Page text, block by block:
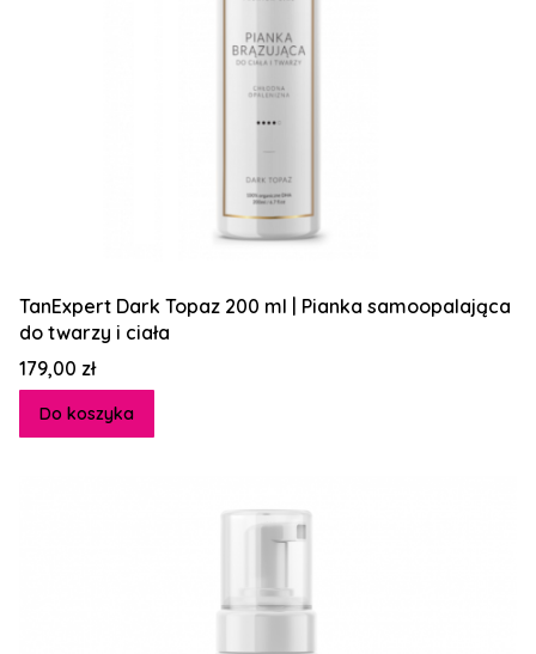
TanExpert Dark Topaz 200 ml | Pianka samoopalająca
do twarzy i ciała
Cena
179,00 zł
Do koszyka